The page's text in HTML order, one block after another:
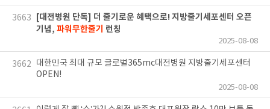
3663
[대전병원 단독] 더 줄기로운 혜택으로! 지방줄기세포센터 오픈
기념, 파워무한줄기 런칭
2025-08-08
3662
대한민국 최대 규모 글로벌365mc대전병원 지방줄기세포센터
OPEN!
2025-08-08